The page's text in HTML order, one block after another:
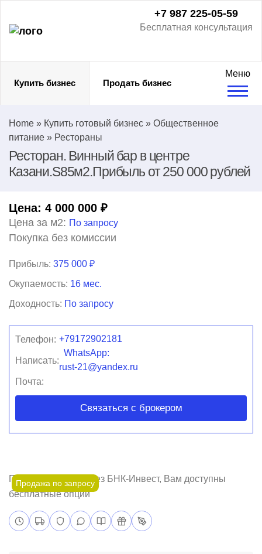
+7 987 225-05-59
Бесплатная консультация
Купить бизнес Продать бизнес
Меню
Home » Купить готовый бизнес » Общественное
питание » Рестораны
Ресторан. Винный бар в центре
Казани.S85м2.Прибыль от 250 000 рублей
Продажа по запросу
Покупая бизнес через БНК-Инвест, Вам доступны
бесплатные опции
Цена: 4 000 000 ₽
Цена за м2: По запросу
Покупка без комиссии
Прибыль: 375 000 ₽
Окупаемость: 16 мес.
Доходность: По запросу
Телефон:
Написать:
Почта:
+79172902181
WhatsApp:
rust-21@yandex.ru
Связаться с брокером